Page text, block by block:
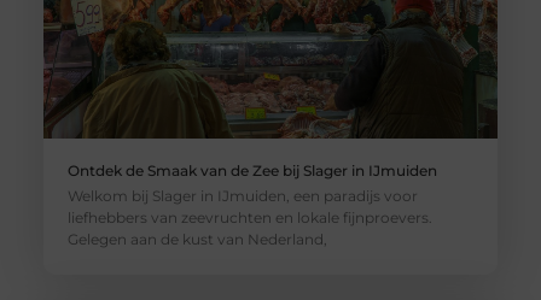
Ontdek de Smaak van de Zee bij Slager in IJmuiden
Welkom bij Slager in IJmuiden, een paradijs voor
liefhebbers van zeevruchten en lokale fijnproevers.
Gelegen aan de kust van Nederland,